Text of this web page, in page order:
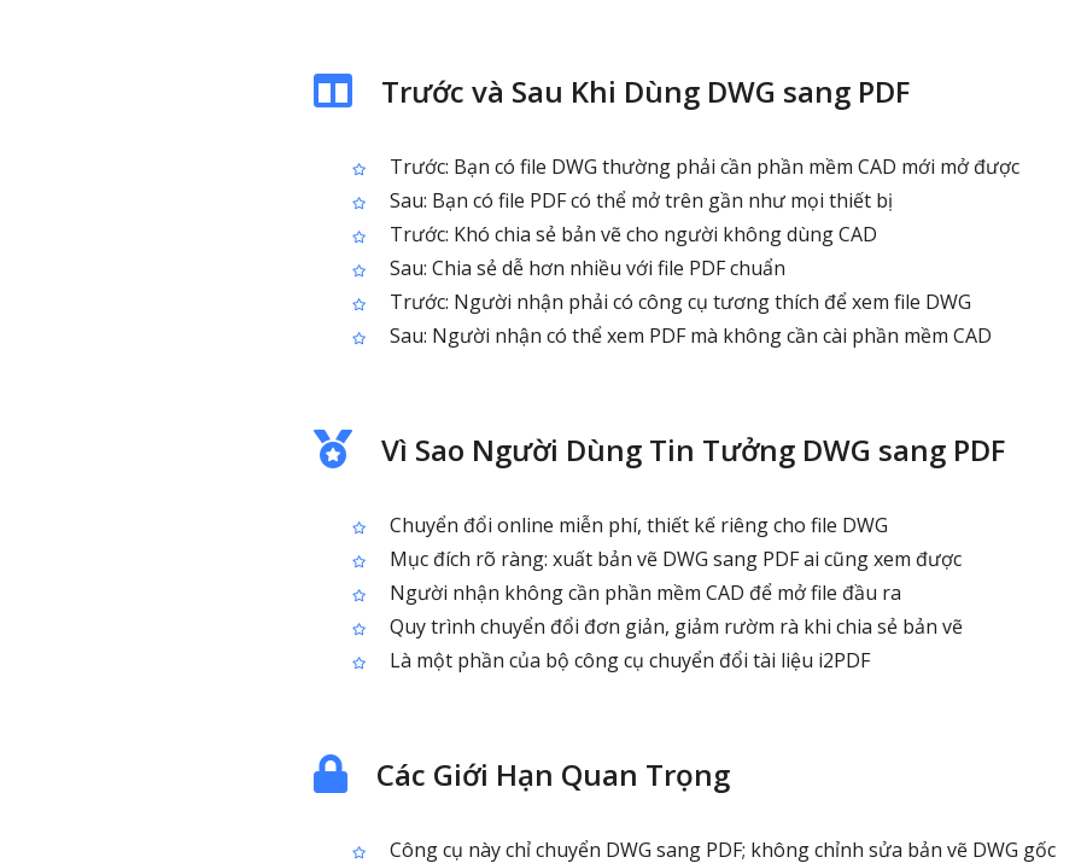
Trước và Sau Khi Dùng DWG sang PDF
Trước: Bạn có file DWG thường phải cần phần mềm CAD mới mở được
Sau: Bạn có file PDF có thể mở trên gần như mọi thiết bị
Trước: Khó chia sẻ bản vẽ cho người không dùng CAD
Sau: Chia sẻ dễ hơn nhiều với file PDF chuẩn
Trước: Người nhận phải có công cụ tương thích để xem file DWG
Sau: Người nhận có thể xem PDF mà không cần cài phần mềm CAD
Vì Sao Người Dùng Tin Tưởng DWG sang PDF
Chuyển đổi online miễn phí, thiết kế riêng cho file DWG
Mục đích rõ ràng: xuất bản vẽ DWG sang PDF ai cũng xem được
Người nhận không cần phần mềm CAD để mở file đầu ra
Quy trình chuyển đổi đơn giản, giảm rườm rà khi chia sẻ bản vẽ
Là một phần của bộ công cụ chuyển đổi tài liệu i2PDF
Các Giới Hạn Quan Trọng
Công cụ này chỉ chuyển DWG sang PDF; không chỉnh sửa bản vẽ DWG gốc